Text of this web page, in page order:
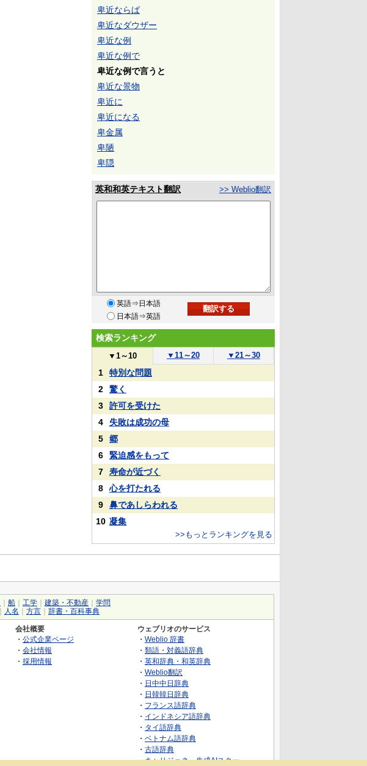
卑近ならば
卑近なダウザー
卑近な例
卑近な例で
卑近な例で言うと
卑近な景物
卑近に
卑近になる
卑金属
卑陋
卑隠
英和和英テキスト翻訳 >> Weblio翻訳
英語⇒日本語
日本語⇒英語
検索ランキング
▼ 1～10 ▼ 11～20 ▼ 21～30
1
特別な問題
2
驚く
3
許可を受けた
4
失敗は成功の母
5
郷
6
緊迫感をもって
7
寿命が近づく
8
心を打たれる
9
鼻であしらわれる
10 凝集
>>もっとランキングを見る
船 工学 建築・不動産
学問
人名 方言 辞書・百科事典
会社概要
・ 公式企業ページ
・ 会社情報
・ 採用情報
ウェブリオのサービス
・ Weblio 辞書
・ 類語・対義語辞典
・ 英和辞典・和英辞典
・ Weblio翻訳
・ 日中中日辞典
・ 日韓韓日辞典
・ フランス語辞典
・ インドネシア語辞典
・ タイ語辞典
・ ベトナム語辞典
・ 古語辞典
・キャリジェネ～生成AIスクー